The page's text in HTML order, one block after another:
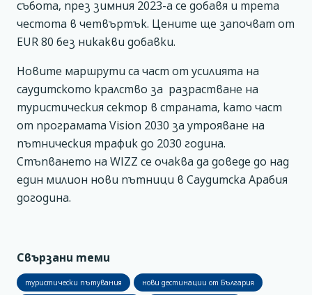
събота, през зимния 2023-а се добавя и трета
честота в четвъртък. Цените ще започват от
EUR 80 без никакви добавки.
Новите маршрути са част от усилията на
саудитското кралство за разрастване на
туристическия сектор в страната, като част
от програмата Vision 2030 за утрояване на
пътническия трафик до 2030 година.
Стъпването на WIZZ се очаква да доведе до над
един милион нови пътници в Саудитска Арабия
догодина.
Свързани теми
туристически пътувания нови дестинации от България